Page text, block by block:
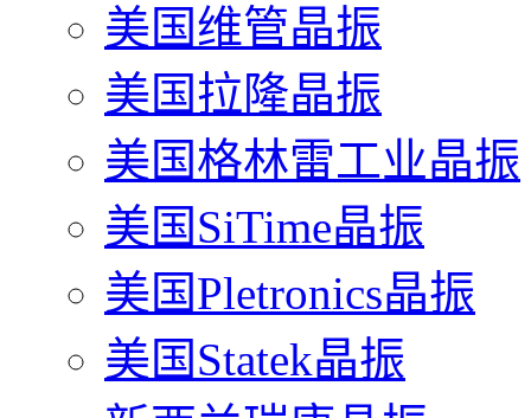
美国维管晶振
美国拉隆晶振
美国格林雷工业晶振
美国SiTime晶振
美国Pletronics晶振
美国Statek晶振